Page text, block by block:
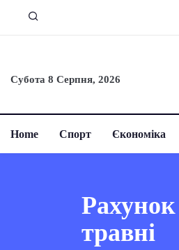
Субота 8 Серпня, 2026
Home Спорт Єкономіка
Рахунок
травні